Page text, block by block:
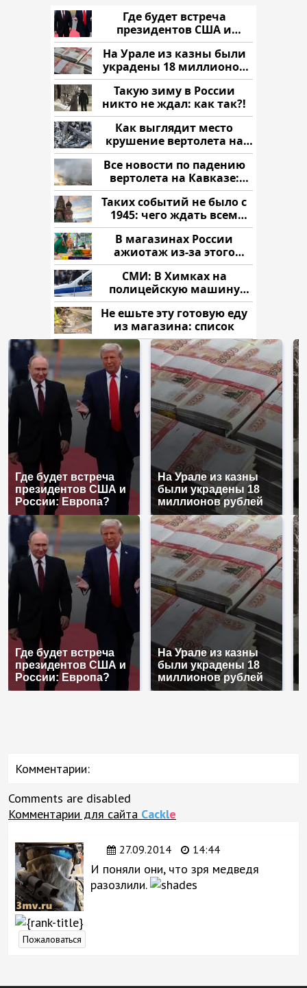
Где будет встреча
президентов США и
России: Европа?
На Урале из казны были
украдены 18 миллионов
рублей
Такую зиму в России
никто не ждал: как так?!
Как выглядит место
крушение вертолета на
Кавказе: смотреть
Все новости по падению
вертолета на Кавказе:
читать здесь
Таких событий не было с
1945: чего ждать всем
нам?
В магазинах России
ажиотаж из-за этого
продукта: что купить?
СМИ: В Химках на
полицейскую машину
напали и подожгли.
Не ешьте эту готовую еду
из магазина: список
Где будет встреча
президентов США и
России: Европа?
На Урале из казны
были украдены 18
миллионов рублей
Где будет встреча
президентов США и
России: Европа?
На Урале из казны
были украдены 18
миллионов рублей
Комментарии:
Comments are disabled
Комментарии для сайта Cackle
27.09.2014 14:44
И поняли они, что зря медведя
разозлили.
Пожаловаться